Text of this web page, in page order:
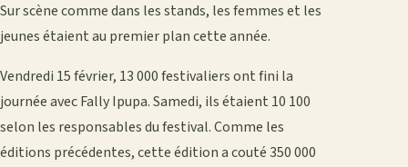
Sur scène comme dans les stands, les femmes et les
jeunes étaient au premier plan cette année.
Vendredi 15 février, 13 000 festivaliers ont fini la
journée avec Fally Ipupa. Samedi, ils étaient 10 100
selon les responsables du festival. Comme les
éditions précédentes, cette édition a couté 350 000